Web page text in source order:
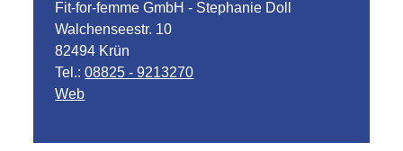
Fit-for-femme GmbH - Stephanie Doll
Walchenseestr. 10
82494 Krün
Tel.:08825 - 9213270
Web